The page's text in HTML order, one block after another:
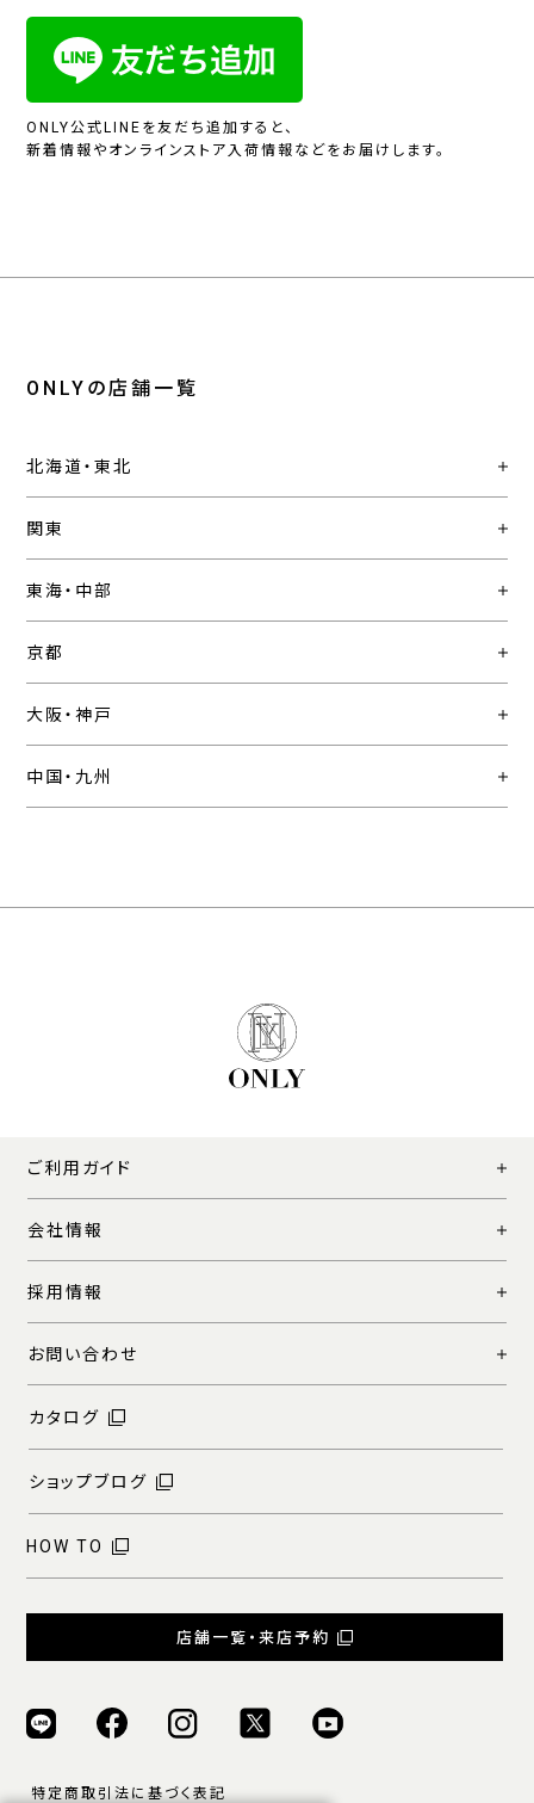
ONLY公式LINEを友だち追加すると、
新着情報やオンラインストア入荷情報などをお届けします。
ONLYの店舗一覧
北海道・東北
関東
東海・中部
京都
大阪・神戸
中国・九州
ご利用ガイド
会社情報
採用情報
お問い合わせ
カタログ
ショップブログ
HOW TO
店舗一覧・来店予約
特定商取引法に基づく表記